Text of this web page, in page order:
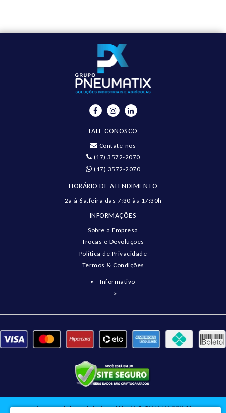
FALE CONOSCO
Contate-nos
(17) 3572-2070
(17) 3572-2070
HORÁRIO DE ATENDIMENTO
2a à 6a.feira das 7:30 às 17:30h
INFORMAÇÕES
Sobre a Empresa
Trocas e Devoluções
Política de Privacidade
Termos & Condições
Informativo
-->
Pneumatix Soluções Industriais Ltda - CNPJ: 18.561.656/0001-49